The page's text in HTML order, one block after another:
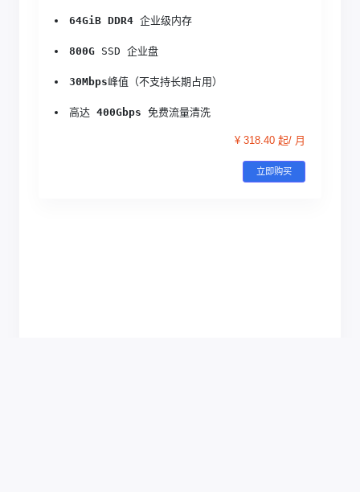
64GiB DDR4 企业级内存
800G SSD 企业盘
30Mbps峰值（不支持长期占用）
高达 400Gbps 免费流量清洗
¥ 318.40 起/ 月
立即购买